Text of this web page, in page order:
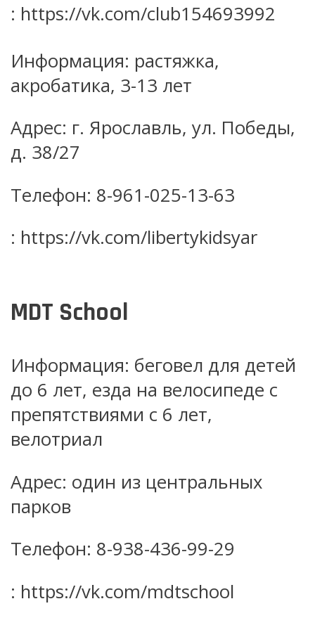
: https://vk.com/club154693992
Информация: растяжка,
акробатика, 3-13 лет
Адрес: г. Ярославль, ул. Победы,
д. 38/27
Телефон: 8-961-025-13-63
: https://vk.com/libertykidsyar
MDT School
Информация: беговел для детей
до 6 лет, езда на велосипеде с
препятствиями с 6 лет,
велотриал
Адрес: один из центральных
парков
Телефон: 8-938-436-99-29
: https://vk.com/mdtschool